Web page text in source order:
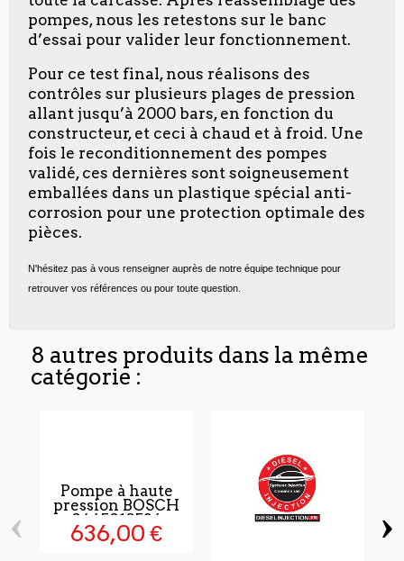
pompes, nous les retestons sur le banc
d’essai pour valider leur fonctionnement.
Pour ce test final, nous réalisons des
contrôles sur plusieurs plages de pression
allant jusqu’à 2000 bars, en fonction du
constructeur, et ceci à chaud et à froid. Une
fois le reconditionnement des pompes
validé, ces dernières sont soigneusement
emballées dans un plastique spécial anti-
corrosion pour une protection optimale des
pièces.
N'hésitez pas à vous renseigner auprès de notre équipe technique pour
retrouver vos références ou pour toute question.
8 autres produits dans la même
catégorie :
Pompe à haute
pression BOSCH
0445010534
636,00 €
‹ ›